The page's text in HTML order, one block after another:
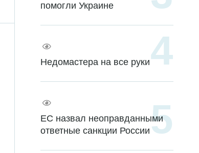
помогли Украине
Недомастера на все руки
ЕС назвал неоправданными
ответные санкции России